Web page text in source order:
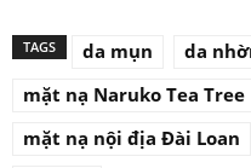
TAGS da mụn da
mặt nạ Naruko Tea Tree
mặt nạ nội địa Đài Loan